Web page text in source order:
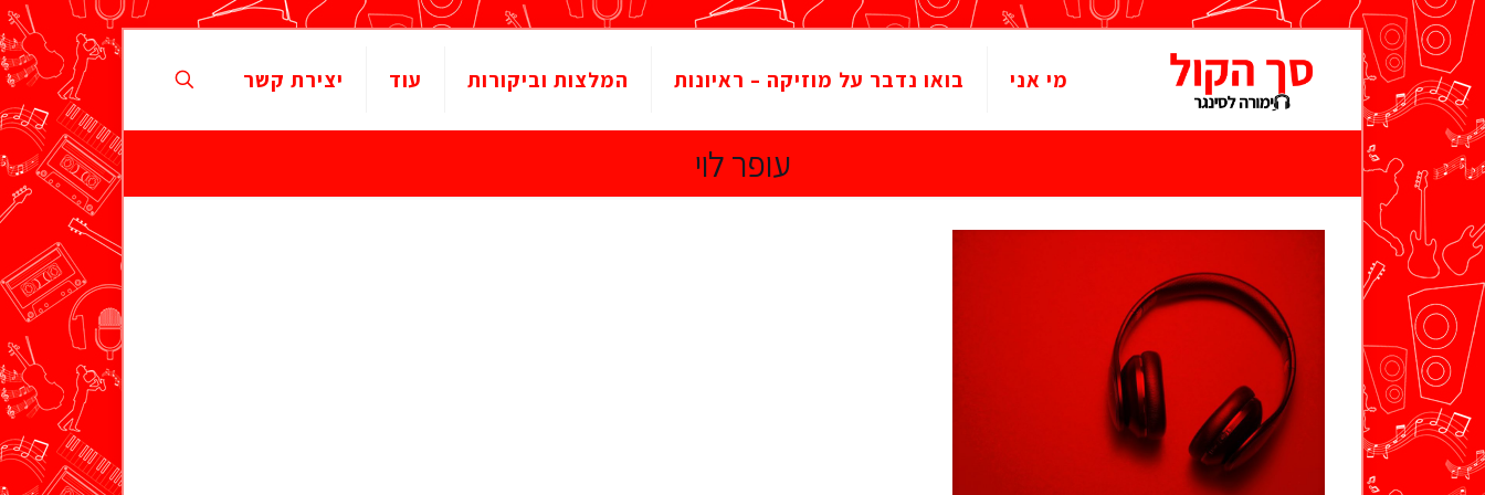
מי אני בואו נדבר על מוזיקה – ראיונות המלצות וביקורות עוד יצירת קשר
עופר לוי